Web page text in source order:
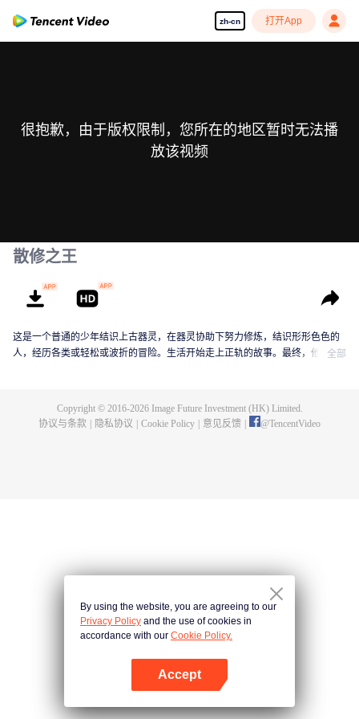
zh-cn 打开App
很抱歉，由于版权限制，您所在的地区暂时无法播
放该视频
散修之王
这是一个普通的少年结识上古器灵，在器灵协助下努力修炼，结识形形色色的
人，经历各类或轻松或波折的冒险。生活开始走上正轨的故事。最终，他将成
全部
Copyright © 2016-2026Image Future Investment (HK) Limited.
协议与条款
隐私协议 Cookie Policy 意见反馈 @TencentVideo
By using the website, you are agreeing to our
Privacy Policy and the use of cookies in
accordance with our Cookie Policy.
Accept